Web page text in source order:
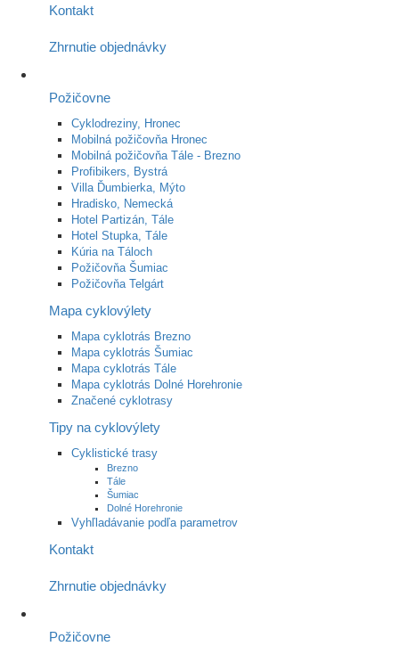
Kontakt
Zhrnutie objednávky
Požičovne
Cyklodreziny, Hronec
Mobilná požičovňa Hronec
Mobilná požičovňa Tále - Brezno
Profibikers, Bystrá
Villa Ďumbierka, Mýto
Hradisko, Nemecká
Hotel Partizán, Tále
Hotel Stupka, Tále
Kúria na Táloch
Požičovňa Šumiac
Požičovňa Telgárt
Mapa cyklovýlety
Mapa cyklotrás Brezno
Mapa cyklotrás Šumiac
Mapa cyklotrás Tále
Mapa cyklotrás Dolné Horehronie
Značené cyklotrasy
Tipy na cyklovýlety
Cyklistické trasy
Brezno
Tále
Šumiac
Dolné Horehronie
Vyhľladávanie podľa parametrov
Kontakt
Zhrnutie objednávky
Požičovne